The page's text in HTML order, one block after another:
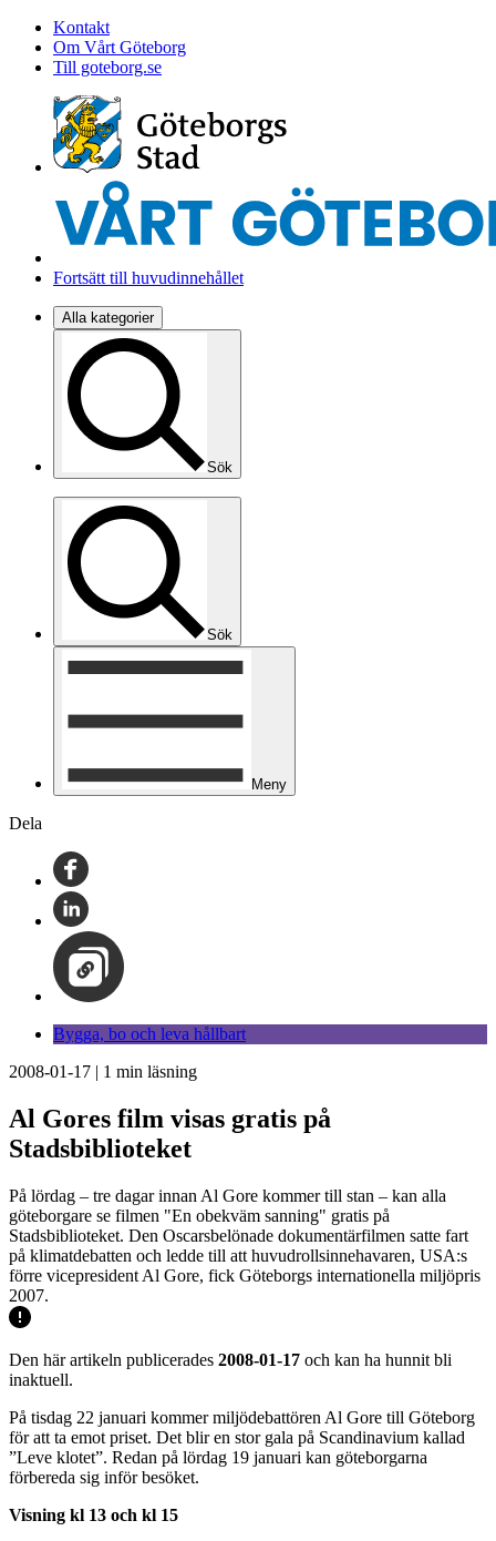
Kontakt
Om Vårt Göteborg
Till goteborg.se
Fortsätt till huvudinnehållet
Alla kategorier
Sök
Sök
Meny
Dela
Bygga, bo och leva hållbart
2008-01-17 | 1 min läsning
Al Gores film visas gratis på
Stadsbiblioteket
På lördag – tre dagar innan Al Gore kommer till stan – kan alla
göteborgare se filmen "En obekväm sanning" gratis på
Stadsbiblioteket. Den Oscarsbelönade dokumentärfilmen satte fart
på klimatdebatten och ledde till att huvudrollsinnehavaren, USA:s
förre vicepresident Al Gore, fick Göteborgs internationella miljöpris
2007.
Den här artikeln publicerades 2008-01-17 och kan ha hunnit bli
inaktuell.
På tisdag 22 januari kommer miljödebattören Al Gore till Göteborg
för att ta emot priset. Det blir en stor gala på Scandinavium kallad
”Leve klotet”. Redan på lördag 19 januari kan göteborgarna
förbereda sig inför besöket.
Visning kl 13 och kl 15